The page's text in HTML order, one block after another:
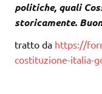
politiche, quali
storicamente.
tratto da https://
costituzione-italia-